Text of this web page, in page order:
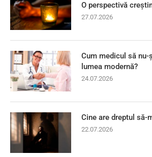
O perspectivă
27.07.2026
Cum medicul să
lumea modernă?
24.07.2026
Cine are dreptul să-
22.07.2026